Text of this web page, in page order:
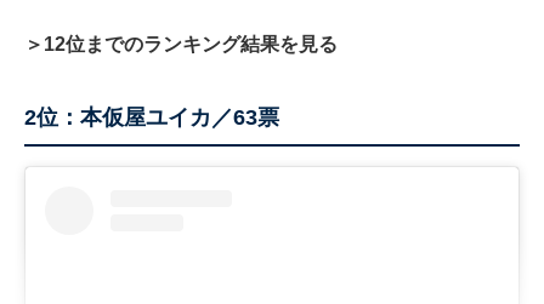
＞12位までのランキング結果を見る
2位：本仮屋ユイカ／63票